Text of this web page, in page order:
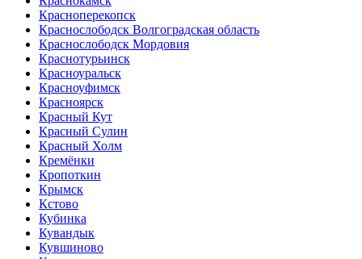
Красноперекопск
Краснослободск Волгоградская область
Краснослободск Мордовия
Краснотурьинск
Красноуральск
Красноуфимск
Красноярск
Красный Кут
Красный Сулин
Красный Холм
Кремёнки
Кропоткин
Крымск
Кстово
Кубинка
Кувандык
Кувшиново